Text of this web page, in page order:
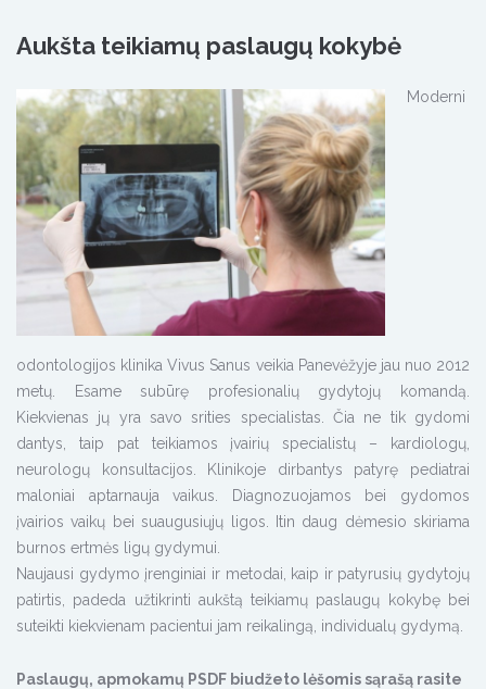
Aukšta teikiamų paslaugų kokybė
Moderni
odontologijos klinika Vivus Sanus veikia Panevėžyje jau nuo 2012
metų. Esame subūrę profesionalių gydytojų komandą.
Kiekvienas jų yra savo srities specialistas. Čia ne tik gydomi
dantys, taip pat teikiamos įvairių specialistų – kardiologų,
neurologų konsultacijos. Klinikoje dirbantys patyrę pediatrai
maloniai aptarnauja vaikus. Diagnozuojamos bei gydomos
įvairios vaikų bei suaugusiųjų ligos. Itin daug dėmesio skiriama
burnos ertmės ligų gydymui.
Naujausi gydymo įrenginiai ir metodai, kaip ir patyrusių gydytojų
patirtis, padeda užtikrinti aukštą teikiamų paslaugų kokybę bei
suteikti kiekvienam pacientui jam reikalingą, individualų gydymą.
Paslaugų, apmokamų PSDF biudžeto lėšomis sąrašą rasite